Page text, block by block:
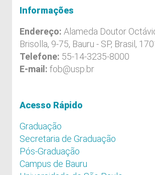
Informações
Endereço: Alameda Doutor
Brisolla, 9-75, Bauru - SP, Brasil,
Telefone: 55-14-3235-8000
E-mail: fob@usp.br
Acesso Rápido
Graduação
Secretaria de Graduação
Pós-Graduação
Campus de Bauru